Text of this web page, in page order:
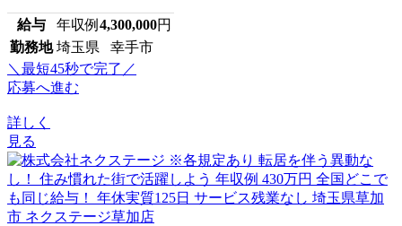
給与 年収例 4,300,000円
勤務地 埼玉県 幸手市
＼最短45秒で完了／
応募へ進む
詳しく
見る